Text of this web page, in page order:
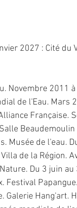
2027 : Cité du
Novembre 2011
de l'Eau. Mars
Française.
Musée de l'eau.
de la Région.
Du 3 juin
Festival
Galerie Hang'art.